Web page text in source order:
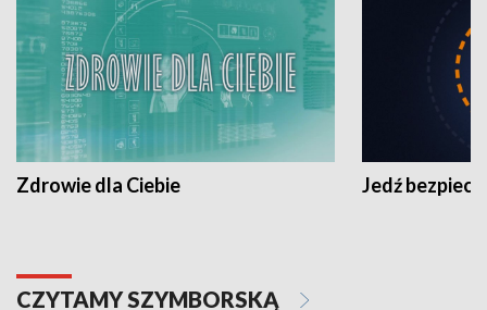
Zdrowie dla Ciebie Jedź
CZYTAMY SZYMBORSKĄ